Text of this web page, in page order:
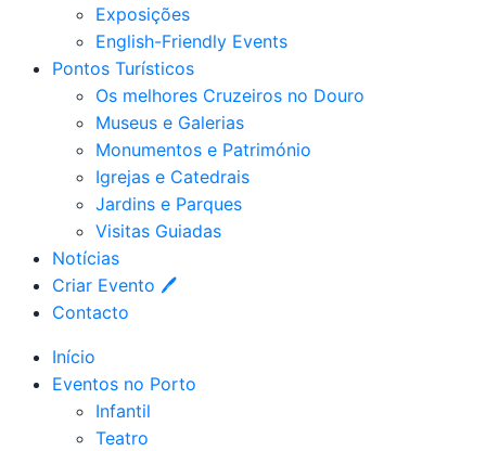
Exposições
English-Friendly Events
Pontos Turísticos
Os melhores Cruzeiros no Douro​
Museus e Galerias
Monumentos e Património
Igrejas e Catedrais
Jardins e Parques
Visitas Guiadas
Notícias
Criar Evento 🖊
Contacto
Início
Eventos no Porto
Infantil
Teatro